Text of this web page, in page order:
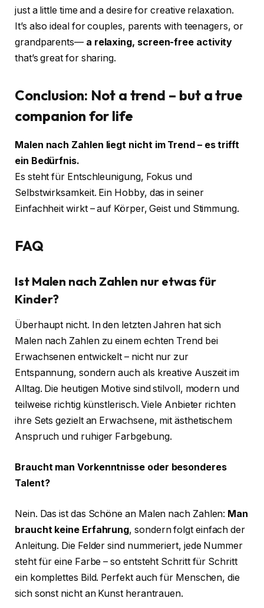
just a little time and a desire for creative relaxation.
It’s also ideal for couples, parents with teenagers, or
grandparents— a relaxing, screen-free activity
that’s great for sharing.
Conclusion: Not a trend – but a true
companion for life
Malen nach Zahlen liegt nicht im Trend – es trifft
ein Bedürfnis.
Es steht für Entschleunigung, Fokus und
Selbstwirksamkeit. Ein Hobby, das in seiner
Einfachheit wirkt – auf Körper, Geist und Stimmung.
FAQ
Ist Malen nach Zahlen nur etwas für
Kinder?
Überhaupt nicht. In den letzten Jahren hat sich
Malen nach Zahlen zu einem echten Trend bei
Erwachsenen entwickelt – nicht nur zur
Entspannung, sondern auch als kreative Auszeit im
Alltag. Die heutigen Motive sind stilvoll, modern und
teilweise richtig künstlerisch. Viele Anbieter richten
ihre Sets gezielt an Erwachsene, mit ästhetischem
Anspruch und ruhiger Farbgebung.
Braucht man Vorkenntnisse oder besonderes
Talent?
Nein. Das ist das Schöne an Malen nach Zahlen: Man
braucht keine Erfahrung, sondern folgt einfach der
Anleitung. Die Felder sind nummeriert, jede Nummer
steht für eine Farbe – so entsteht Schritt für Schritt
ein komplettes Bild. Perfekt auch für Menschen, die
sich sonst nicht an Kunst herantrauen.